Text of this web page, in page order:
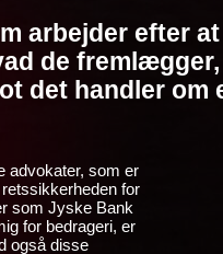
arbejder efter
de
det handler om